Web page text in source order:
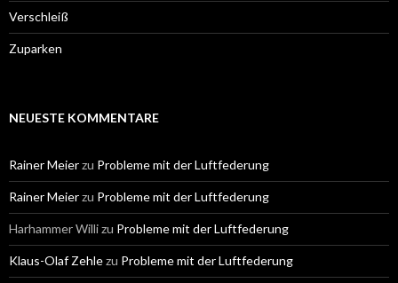
Verschleiß
Zuparken
NEUESTE KOMMENTARE
Rainer Meierzu Probleme mit der Luftfederung
Rainer Meierzu Probleme mit der Luftfederung
Harhammer Willizu Probleme mit der Luftfederung
Klaus-Olaf Zehlezu Probleme mit der Luftfederung